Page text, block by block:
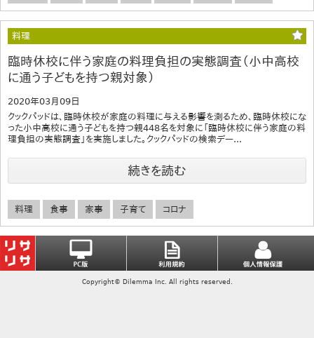
料理
臨時休校に伴う家庭の料理負担の実態調査（小中高校
に通う子どもを持つ親対象）
2020年03月09日
クックパッドは、臨時休校が家庭の料理に与える影響を測るため、臨時休校にな
った小中高校に通う子どもを持つ親448名を対象に「臨時休校に伴う家庭の料
理負担の実態調査」を実施しました。クックパッドの検索デー...
続きを読む
料理 食事 家事 子育て コロナ
Copyright© Dilemma Inc. All rights reserved.